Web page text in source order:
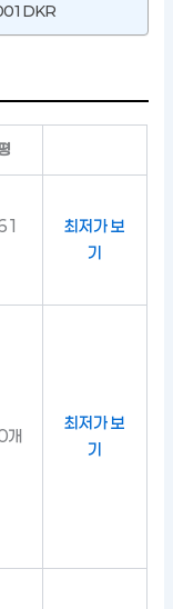
최저가 보
기
개
최저가 보
기